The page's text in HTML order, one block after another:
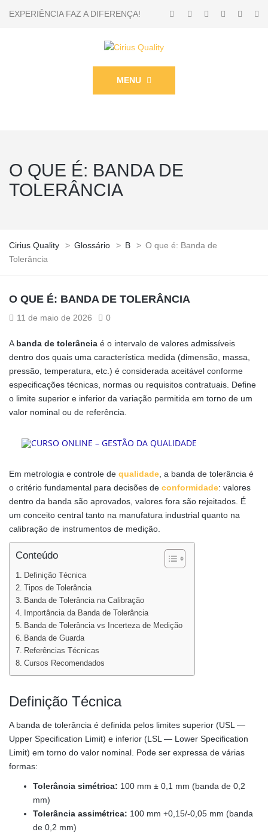
EXPERIÊNCIA FAZ A DIFERENÇA!
MENU
O QUE É: BANDA DE
TOLERÂNCIA
Cirius Quality > Glossário > B > O que é: Banda de
Tolerância
O QUE É: BANDA DE TOLERÂNCIA
11 de maio de 2026 0
A banda de tolerância é o intervalo de valores admissíveis
dentro dos quais uma característica medida (dimensão, massa,
pressão, temperatura, etc.) é considerada aceitável conforme
especificações técnicas, normas ou requisitos contratuais. Define
o limite superior e inferior da variação permitida em torno de um
valor nominal ou de referência.
Em metrologia e controle de qualidade , a banda de tolerância é
o critério fundamental para decisões de conformidade: valores
dentro da banda são aprovados, valores fora são rejeitados. É
um conceito central tanto na manufatura industrial quanto na
calibração de instrumentos de medição.
Conteúdo
Definição Técnica
Tipos de Tolerância
Banda de Tolerância na Calibração
Importância da Banda de Tolerância
Banda de Tolerância vs Incerteza de Medição
Banda de Guarda
Referências Técnicas
Cursos Recomendados
Definição Técnica
A banda de tolerância é definida pelos limites superior (USL —
Upper Specification Limit) e inferior (LSL — Lower Specification
Limit) em torno do valor nominal. Pode ser expressa de várias
formas:
Tolerância simétrica: 100 mm ± 0,1 mm (banda de 0,2
mm)
Tolerância assimétrica: 100 mm +0,15/-0,05 mm (banda
de 0,2 mm)